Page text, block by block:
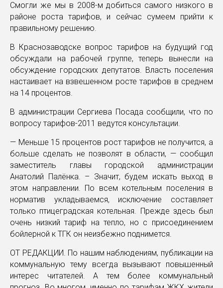
Смогли же мы в 2008-м добиться самого низкого в
районе роста тарифов, и сейчас сумеем прийти к
правильному решению.
В Краснозаводске вопрос тарифов на будущий год
обсуждали на рабочей группе, теперь вынесли на
обсуждение городских депутатов. Власть поселения
настаивает на взвешенном росте тарифов в среднем
на 14 процентов.
В администрации Сергиева Посада сообщили, что по
вопросу тарифов-2011 ведутся консультации.
— Меньше 15 процентов рост тарифов не получится, а
больше сделать не позволят в области, — сообщил
заместитель главы городской администрации
Анатолий Палёнка. – Значит, будем искать выход в
этом направлении. По всем котельным поселения в
норматив укладываемся, исключение составляет
только птицеградская котельная. Прежде здесь был
очень низкий тариф на тепло, но с присоединением
бойлерной к ТГК он неизбежно поднимется.
ОТ РЕДАКЦИИ. По нашим наблюдениям, публикации на
коммунальную тему всегда вызывают повышенный
интерес читателей. А тем более коммунальный